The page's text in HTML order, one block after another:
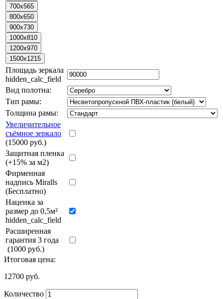
Площадь зеркала
hidden_calc_field
Вид полотна:
Тип рамы:
Толщина рамы:
Увеличительное
съёмное зеркало
(15000 руб.)
Защитная пленка
(+15% за м2)
Фирменная
надпись Miralls
(Бесплатно)
Наценка за
размер до 0,5м²
hidden_calc_field
Расширенная
гарантия 3 года
(1000 руб.)
Итоговая цена:
12700 руб.
Количество